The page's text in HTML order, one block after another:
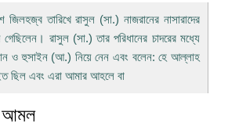
জিলহজ্ব তারিখে রাসুল (সা.) নাজরানের নাসারাদের
রাসুল (সা.) তার পরিধানের চাদরের মধ্যে
ও হুসাইন (আ.) নিয়ে নেন এবং বলেন: হে আল্লাহ
ছিল এবং এরা আমার আহলে বা
আমল